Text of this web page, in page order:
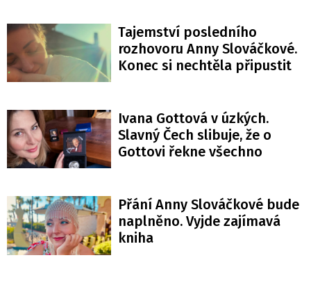
Tajemství posledního
rozhovoru Anny Slováčkové.
Konec si nechtěla připustit
Ivana Gottová v úzkých.
Slavný Čech slibuje, že o
Gottovi řekne všechno
Přání Anny Slováčkové bude
naplněno. Vyjde zajímavá
kniha